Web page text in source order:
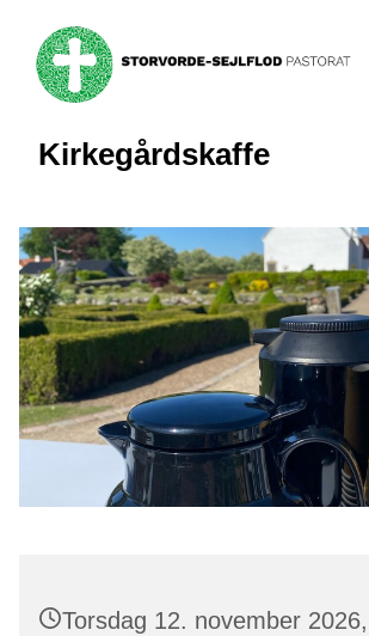
Kirkegårdskaffe
Torsdag 12. november